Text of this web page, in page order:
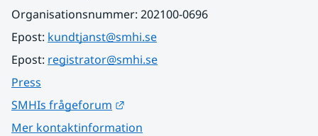
Organisationsnummer: 202100-0696
Epost: kundtjanst@smhi.se
Epost: registrator@smhi.se
Press
SMHIs frågeforum
Mer kontaktinformation